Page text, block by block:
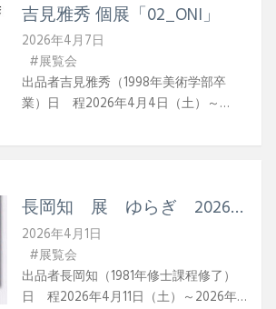
3階WEB中村屋サロン美術館
吉見雅秀 個展「02_ONI」
2026年4月7日
#展覧会
出品者吉見雅秀（1998年美術学部卒
業）日 程2026年4月4日（土）～
19:00 場 所PAGIC Gallery東京都渋谷
秀 個展「02_ONI」PAGIC Galleryは吉
見雅秀個展「02_ONI」を開催し、色彩
と図像のコンビネーションで描かれた
人物画を中心にご紹介いたします。本
シリーズでは人物の顔の造形はクレヨ
長岡知 展 ゆらぎ 2026
年
2026年4月1日
#展覧会
出品者長岡知（1981年修士課程修了）
日 程2026年4月11日（土）～2026年4